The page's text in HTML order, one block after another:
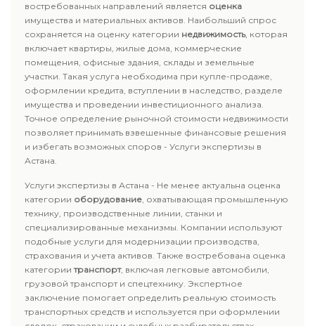
востребованных направлений является оценка
имущества и материальных активов. Наибольший спрос
сохраняется на оценку категории недвижимость, которая
включает квартиры, жилые дома, коммерческие
помещения, офисные здания, склады и земельные
участки. Такая услуга необходима при купле-продаже,
оформлении кредита, вступлении в наследство, разделе
имущества и проведении инвестиционного анализа.
Точное определение рыночной стоимости недвижимости
позволяет принимать взвешенные финансовые решения
и избегать возможных споров - Услуги экспертизы в
Астана.
Услуги экспертизы в Астана - Не менее актуальна оценка
категории оборудование, охватывающая промышленную
технику, производственные линии, станки и
специализированные механизмы. Компании используют
подобные услуги для модернизации производства,
страхования и учета активов. Также востребована оценка
категориитранспорт, включая легковые автомобили,
грузовой транспорт и спецтехнику. Экспертное
заключение помогает определить реальную стоимость
транспортных средств и используется при оформлении